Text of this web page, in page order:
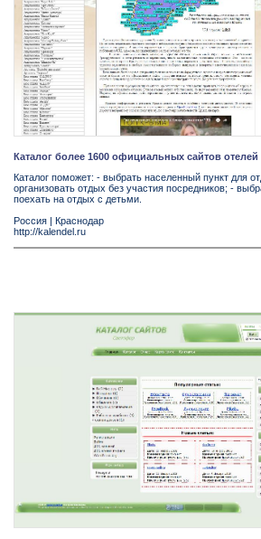
Каталог более 1600 официальных сайтов
Каталог поможет: - выбрать населенный пункт для
организовать отдых без участия посредников; -
поехать на отдых с детьми.
Россия
Краснодар
http://kalendel.ru